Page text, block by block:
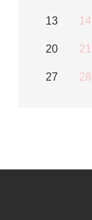
13 14
20 21
27 28